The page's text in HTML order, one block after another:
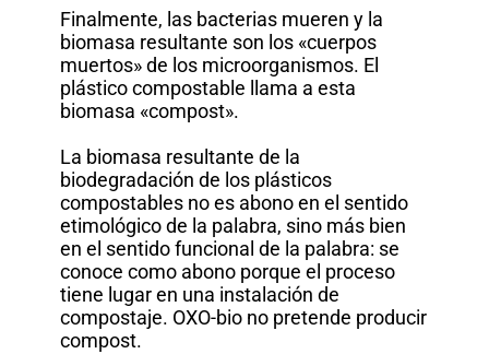
Finalmente, las bacterias mueren y la
biomasa resultante son los «cuerpos
muertos» de los microorganismos. El
plástico compostable llama a esta
biomasa «compost».
La biomasa resultante de la
biodegradación de los plásticos
compostables no es abono en el sentido
etimológico de la palabra, sino más bien
en el sentido funcional de la palabra: se
conoce como abono porque el proceso
tiene lugar en una instalación de
compostaje. OXO-bio no pretende producir
compost.